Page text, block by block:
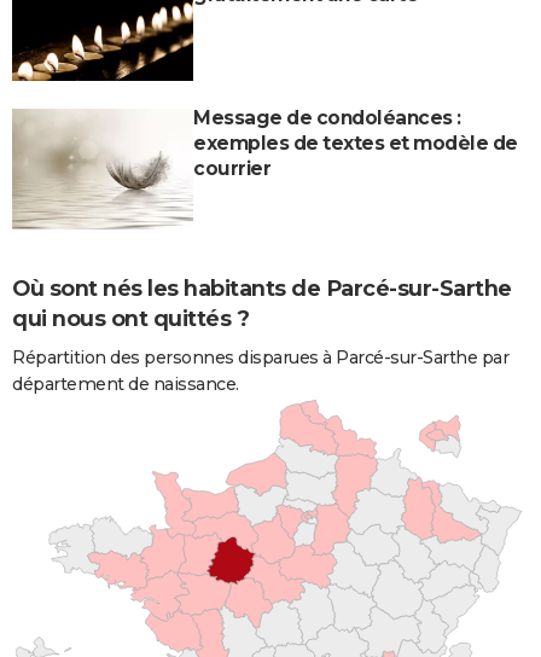
Message de condoléances :
exemples de textes et modèle de
courrier
Où sont nés les habitants de Parcé-sur-Sarthe
qui nous ont quittés ?
Répartition des personnes disparues à Parcé-sur-Sarthe par
département de naissance.